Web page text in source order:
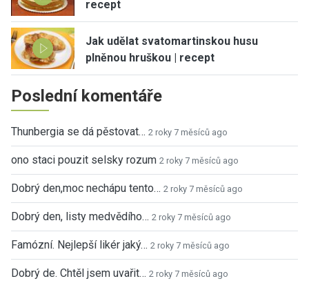
recept
Jak udělat svatomartinskou husu
plněnou hruškou | recept
Poslední komentáře
Thunbergia se dá pěstovat… 2 roky 7 měsíců ago
ono staci pouzit selsky rozum 2 roky 7 měsíců ago
Dobrý den,moc nechápu tento… 2 roky 7 měsíců ago
Dobrý den, listy medvědího… 2 roky 7 měsíců ago
Famózní. Nejlepší likér jaký… 2 roky 7 měsíců ago
Dobrý de. Chtěl jsem uvařit… 2 roky 7 měsíců ago